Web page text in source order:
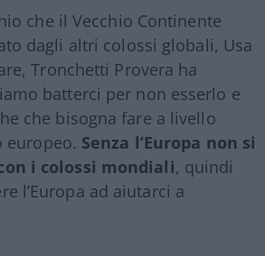
che il Vecchio Continente
dagli altri colossi globali, Usa
Tronchetti Provera ha
batterci per non esserlo e
che bisogna fare a livello
europeo. Senza l’Europa non si
i colossi mondiali, quindi
l’Europa ad aiutarci a